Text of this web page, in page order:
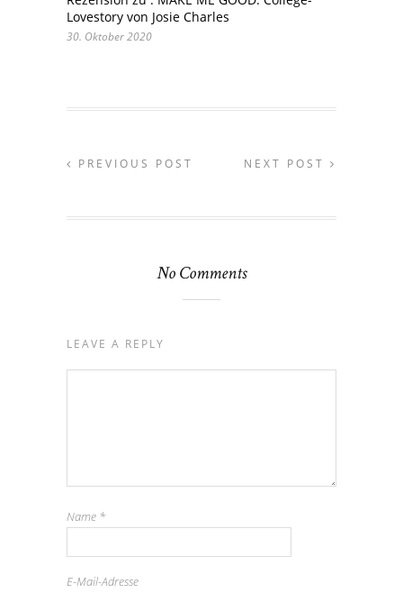
Lovestory von Josie Charles
30. Oktober 2020
PREVIOUS POST NEXT POST
No Comments
LEAVE A REPLY
Name *
E-Mail-Adresse